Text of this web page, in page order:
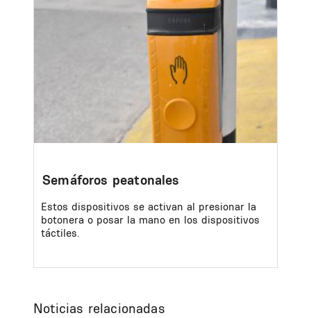
Semáforos peatonales
Estos dispositivos se activan al presionar la
botonera o posar la mano en los dispositivos
táctiles.
Noticias relacionadas